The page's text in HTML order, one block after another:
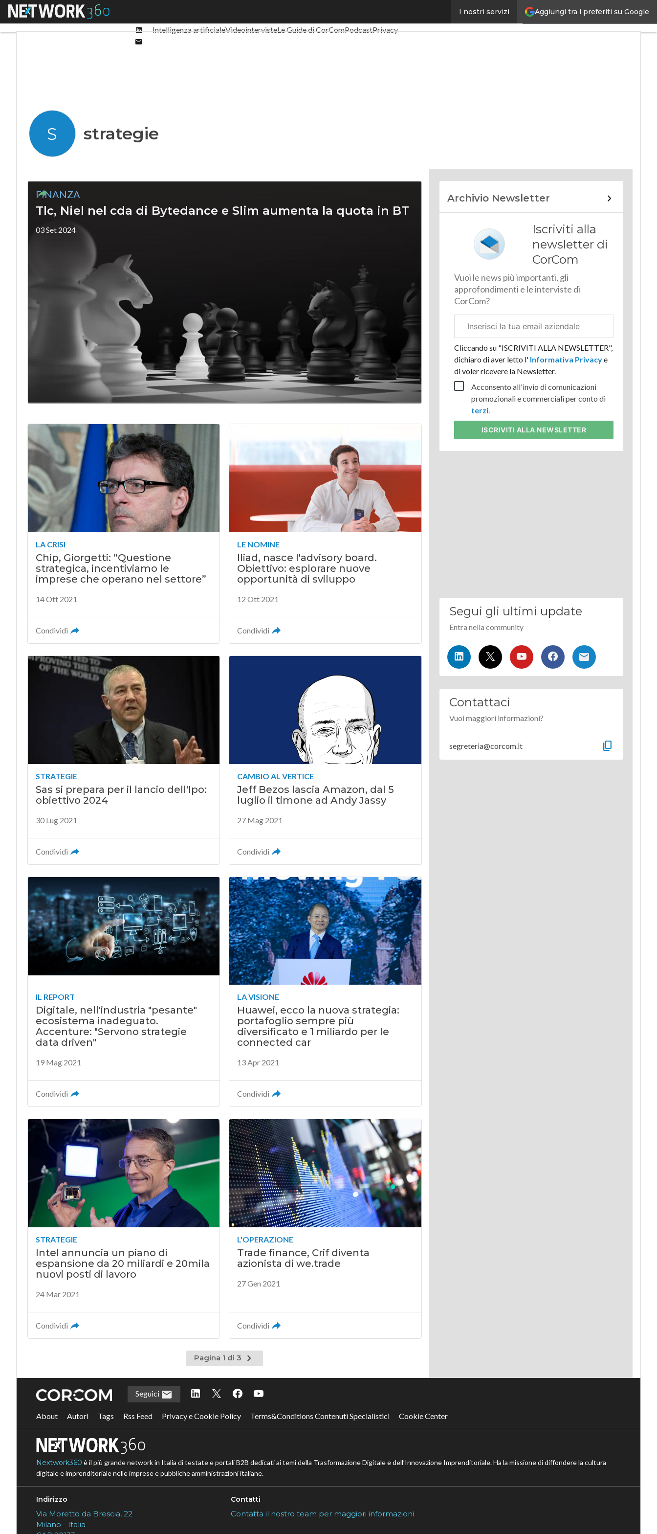
Aggiungi tra i preferiti su Google
I nostri servizi
Menu
Linkedin
Intelligenza artificialeVideointervisteLe Guide di CorComPodcastPrivacy
S strategie
FINANZA
Tlc, Niel nel cda di Bytedance e Slim aumenta la quota in BT
03 Set 2024
LA CRISI
Chip, Giorgetti: “Questione
strategica, incentiviamo le
imprese che operano nel settore”
14 Ott 2021
Condividi
LE NOMINE
Iliad, nasce l'advisory board.
Obiettivo: esplorare nuove
opportunità di sviluppo
12 Ott 2021
Condividi
STRATEGIE
Sas si prepara per il lancio dell'Ipo:
obiettivo 2024
30 Lug 2021
Condividi
CAMBIO AL VERTICE
Jeff Bezos lascia Amazon, dal 5
luglio il timone ad Andy Jassy
27 Mag 2021
Condividi
IL REPORT
Digitale, nell'industria "pesante"
ecosistema inadeguato.
Accenture: "Servono strategie
data driven"
19 Mag 2021
Condividi
LA VISIONE
Huawei, ecco la nuova strategia:
portafoglio sempre più
diversificato e 1 miliardo per le
connected car
13 Apr 2021
Condividi
STRATEGIE
Intel annuncia un piano di
espansione da 20 miliardi e 20mila
nuovi posti di lavoro
24 Mar 2021
Condividi
L'OPERAZIONE
Trade finance, Crif diventa
azionista di we.trade
27 Gen 2021
Condividi
Pagina 1 di 3
Pagina
successiva
Archivio Newsletter
Iscriviti alla
newsletter di
CorCom
Vuoi le news più importanti, gli
approfondimenti e le interviste di
CorCom?
aziendale
Cliccando su "ISCRIVITI ALLA NEWSLETTER",
dichiaro di aver letto l'Informativa Privacye
di voler ricevere la Newsletter.
Acconsento all'invio di comunicazioni
promozionali e commerciali per conto di
terzi.
ISCRIVITI ALLA NEWSLETTER
Segui gli ultimi update
Entra nella community
Contattaci
Vuoi maggiori informazioni?
segreteria@corcom.it content_copy
Seguici
About Autori Tags Rss Feed Privacy e Cookie Policy Terms&Conditions Contenuti Specialistici Cookie Center
Nextwork360 è il più grande network in Italia di testate e portali B2B dedicati ai temi della Trasformazione Digitale e dell’Innovazione Imprenditoriale. Ha la missione di diffondere la cultura
digitale e imprenditoriale nelle imprese e pubbliche amministrazioni italiane.
Indirizzo
Via Moretto da Brescia, 22
Milano - Italia
Contatti
Contatta il nostro team per maggiori informazioni